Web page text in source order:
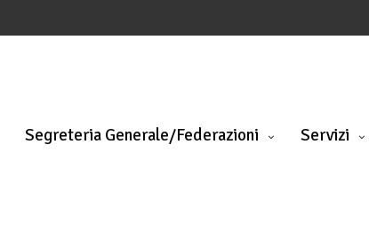
Segreteria Generale/Federazioni Servizi